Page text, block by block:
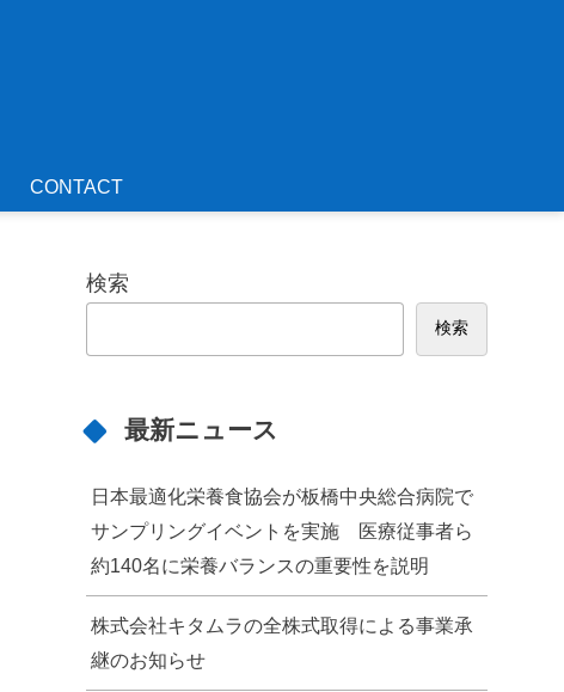
CONTACT
検索
検索
最新ニュース
日本最適化栄養食協会が板橋中央総合病院で
サンプリングイベントを実施 医療従事者ら
約140名に栄養バランスの重要性を説明
株式会社キタムラの全株式取得による事業承
継のお知らせ